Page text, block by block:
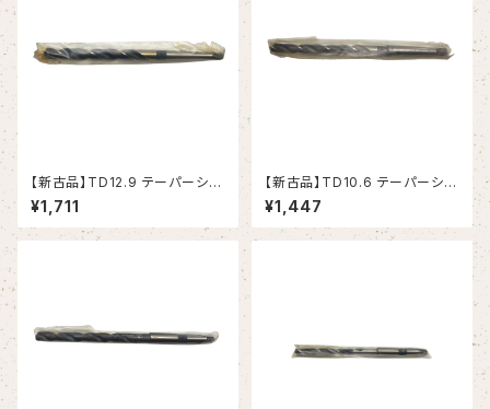
【新古品】TD12.9 テーパーシャ
¥1,711
【新古品】TD10.6 テーパーシャ
¥1,447